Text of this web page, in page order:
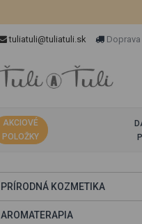
tuliatuli@tuliatuli.sk
AKCIOVÉ
POLOŽKY
PRÍRODNÁ KOZMETIKA
AROMATERAPIA